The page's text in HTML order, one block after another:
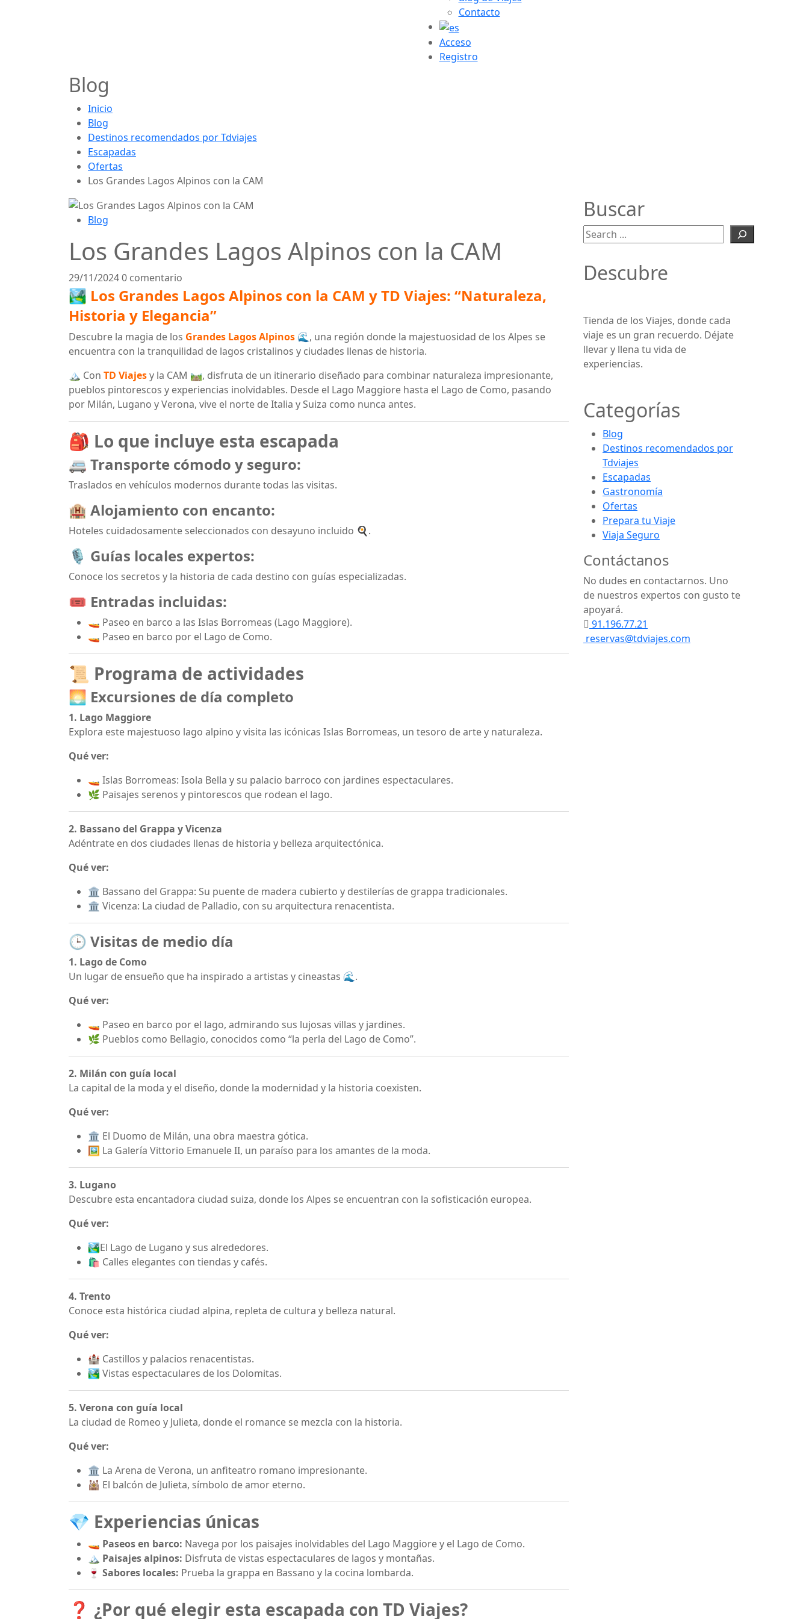
Contacto
Acceso
Registro
Blog
Inicio
Blog
Destinos recomendados por Tdviajes
Escapadas
Ofertas
Los Grandes Lagos Alpinos con la CAM
Blog
Los Grandes Lagos Alpinos con la CAM
29/11/20240 comentario
🏞️ Los Grandes Lagos Alpinos con la CAM y TD Viajes: “Naturaleza,
Historia y Elegancia”
Descubre la magia de los Grandes Lagos Alpinos 🌊, una región donde la majestuosidad de los Alpes se
encuentra con la tranquilidad de lagos cristalinos y ciudades llenas de historia.
🏔️ Con TD Viajesy la CAM 🛤️, disfruta de un itinerario diseñado para combinar naturaleza impresionante,
pueblos pintorescos y experiencias inolvidables. Desde el Lago Maggiore hasta el Lago de Como, pasando
por Milán, Lugano y Verona, vive el norte de Italia y Suiza como nunca antes.
🎒 Lo que incluye esta escapada
🚐 Transporte cómodo y seguro:
Traslados en vehículos modernos durante todas las visitas.
🏨 Alojamiento con encanto:
Hoteles cuidadosamente seleccionados con desayuno incluido 🍳.
🎙️ Guías locales expertos:
Conoce los secretos y la historia de cada destino con guías especializadas.
🎟️ Entradas incluidas:
🚤 Paseo en barco a las Islas Borromeas (Lago Maggiore).
🚤 Paseo en barco por el Lago de Como.
📜 Programa de actividades
🌅 Excursiones de día completo
1. Lago Maggiore
Explora este majestuoso lago alpino y visita las icónicas Islas Borromeas, un tesoro de arte y naturaleza.
Qué ver:
🚤 Islas Borromeas: Isola Bella y su palacio barroco con jardines espectaculares.
🌿 Paisajes serenos y pintorescos que rodean el lago.
2. Bassano del Grappa y Vicenza
Adéntrate en dos ciudades llenas de historia y belleza arquitectónica.
Qué ver:
🏛️ Bassano del Grappa: Su puente de madera cubierto y destilerías de grappa tradicionales.
🏛️ Vicenza: La ciudad de Palladio, con su arquitectura renacentista.
🕒 Visitas de medio día
1. Lago de Como
Un lugar de ensueño que ha inspirado a artistas y cineastas 🌊.
Qué ver:
🚤 Paseo en barco por el lago, admirando sus lujosas villas y jardines.
🌿 Pueblos como Bellagio, conocidos como “la perla del Lago de Como”.
2. Milán con guía local
La capital de la moda y el diseño, donde la modernidad y la historia coexisten.
Qué ver:
🏛️ El Duomo de Milán, una obra maestra gótica.
🖼️ La Galería Vittorio Emanuele II, un paraíso para los amantes de la moda.
3. Lugano
Descubre esta encantadora ciudad suiza, donde los Alpes se encuentran con la sofisticación europea.
Qué ver:
🏞️El Lago de Lugano y sus alrededores.
🛍️ Calles elegantes con tiendas y cafés.
4. Trento
Conoce esta histórica ciudad alpina, repleta de cultura y belleza natural.
Qué ver:
🏰 Castillos y palacios renacentistas.
🏞️ Vistas espectaculares de los Dolomitas.
5. Verona con guía local
La ciudad de Romeo y Julieta, donde el romance se mezcla con la historia.
Qué ver:
🏛️ La Arena de Verona, un anfiteatro romano impresionante.
🕍 El balcón de Julieta, símbolo de amor eterno.
💎 Experiencias únicas
🚤 Paseos en barco: Navega por los paisajes inolvidables del Lago Maggiore y el Lago de Como.
🏔️ Paisajes alpinos: Disfruta de vistas espectaculares de lagos y montañas.
🍷 Sabores locales: Prueba la grappa en Bassano y la cocina lombarda.
❓ ¿Por qué elegir esta escapada con TD Viajes?
Buscar
Buscar
Descubre
Tienda de los Viajes, donde cada
viaje es un gran recuerdo. Déjate
llevar y llena tu vida de
experiencias.
Categorías
Blog
Destinos recomendados por
Tdviajes
Escapadas
Gastronomía
Ofertas
Prepara tu Viaje
Viaja Seguro
Contáctanos
No dudes en contactarnos. Uno
de nuestros expertos con gusto te
apoyará.
91.196.77.21
reservas@tdviajes.com